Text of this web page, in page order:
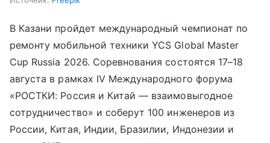
В Казани пройдет международный чемпионат по
ремонту мобильной техники YCS Global Master
Cup Russia 2026. Соревнования состоятся 17–18
августа в рамках IV Международного форума
«РОСТКИ: Россия и Китай — взаимовыгодное
сотрудничество» и соберут 100 инженеров из
России, Китая, Индии, Бразилии, Индонезии и